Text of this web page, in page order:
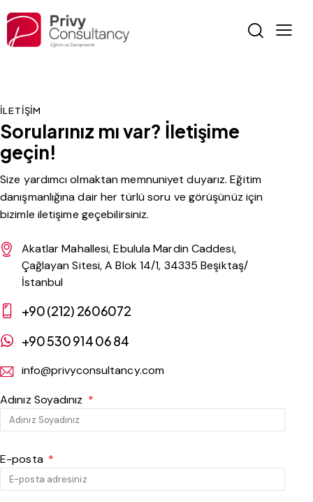
İLETİŞİM
Sorularınız mı var? İletişime
geçin!
Size yardımcı olmaktan memnuniyet duyarız. Eğitim
danışmanlığına dair her türlü soru ve görüşünüz için
bizimle iletişime geçebilirsiniz.
Akatlar Mahallesi, Ebulula Mardin Caddesi,
Çağlayan Sitesi, A Blok 14/1, 34335 Beşiktaş/
İstanbul
+90 (212) 2606072
+90 530 914 06 84
info@privyconsultancy.com
Adınız Soyadınız
E-posta